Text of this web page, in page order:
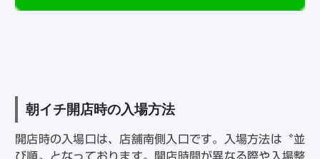
朝イチ開店時の入場方法
開店時の入場口は、店舗南側入口です。入場方法は〝並
び順〟となっております。開店時間が異なる際や入場整